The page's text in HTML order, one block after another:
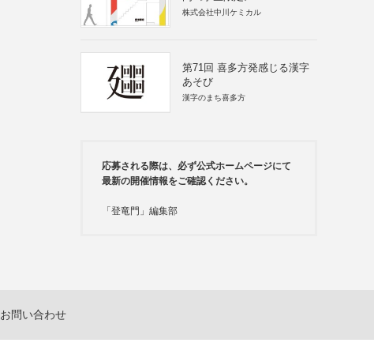
株式会社中川ケミカル
第71回 喜多方発感じる漢字
あそび
漢字のまち喜多方
応募される際は、必ず公式ホームページにて
最新の開催情報をご確認ください。
「登竜門」編集部
お問い合わせ